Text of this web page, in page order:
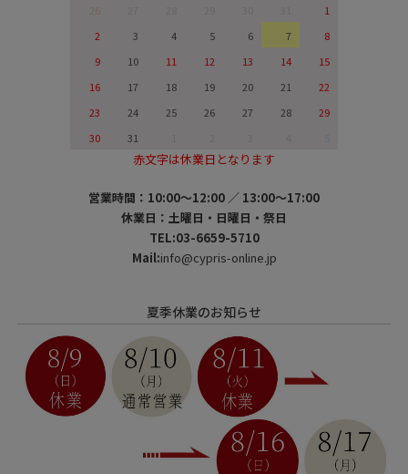
1
2
3 4 5 6 7
8
9
10 11 12 13 14
15
16
17 18 19 20 21
22
23
24 25 26 27 28
29
30
31
赤文字は休業日となります
営業時間：10:00～12:00 ／ 13:00～17:00
休業日：土曜日・日曜日・祭日
TEL:03-6659-5710
Mail:info@cypris-online.jp
夏季休業のお知らせ